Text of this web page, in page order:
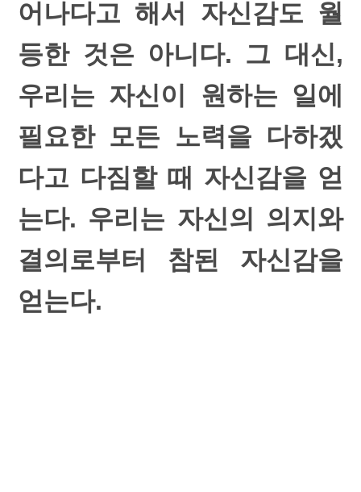
어나다고 해서 자신감도 월
등한 것은 아니다. 그 대신,
우리는 자신이 원하는 일에
필요한 모든 노력을 다하겠
다고 다짐할 때 자신감을 얻
는다. 우리는 자신의 의지와
결의로부터 참된 자신감을
얻는다.